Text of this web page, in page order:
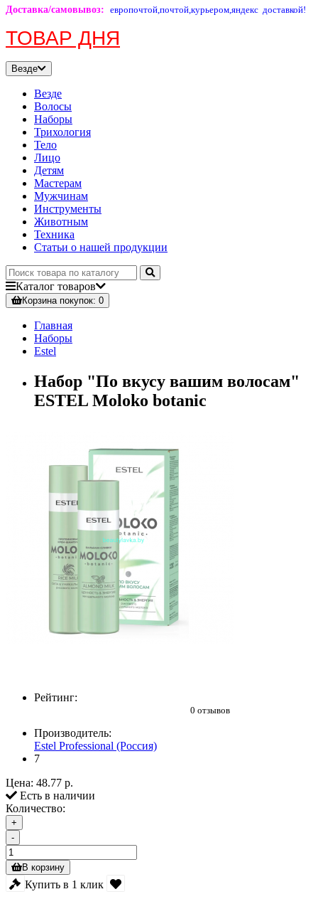
Доставка/самовывоз: европочтой,почтой,курьером,яндекс доставкой!
ТОВАР ДНЯ
Везде
Везде
Волосы
Наборы
Трихология
Тело
Лицо
Детям
Мастерам
Мужчинам
Инструменты
Животным
Техника
Статьи о нашей продукции
Каталог товаров
Корзинапокупок: 0
Главная
Наборы
Estel
Набор "По вкусу вашим волосам"
ESTEL Moloko botanic
Рейтинг:
0 отзывов
Производитель:
Estel Professional (Россия)
7
Цена: 48.77 р.
Есть в наличии
Количество:
+
-
В корзину
Купить в 1 клик